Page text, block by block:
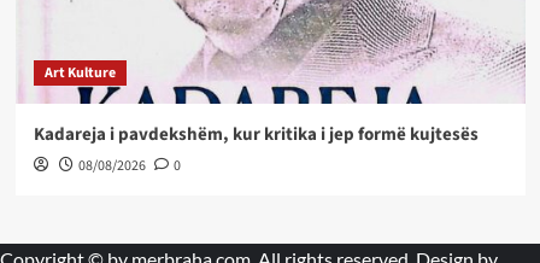
Art Kulture
Kadareja i pavdekshëm, kur kritika i jep formë kujtesës
08/08/2026 0